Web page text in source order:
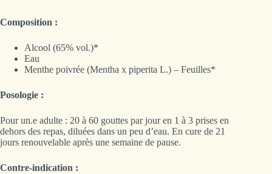
Composition :
Alcool (65% vol.)*
Eau
Menthe poivrée (Mentha x piperita L.) – Feuilles*
Posologie :
Pour un.e adulte : 20 à 60 gouttes par jour en 1 à 3 prises en
dehors des repas, diluées dans un peu d’eau. En cure de 21
jours renouvelable après une semaine de pause.
Contre-indication :